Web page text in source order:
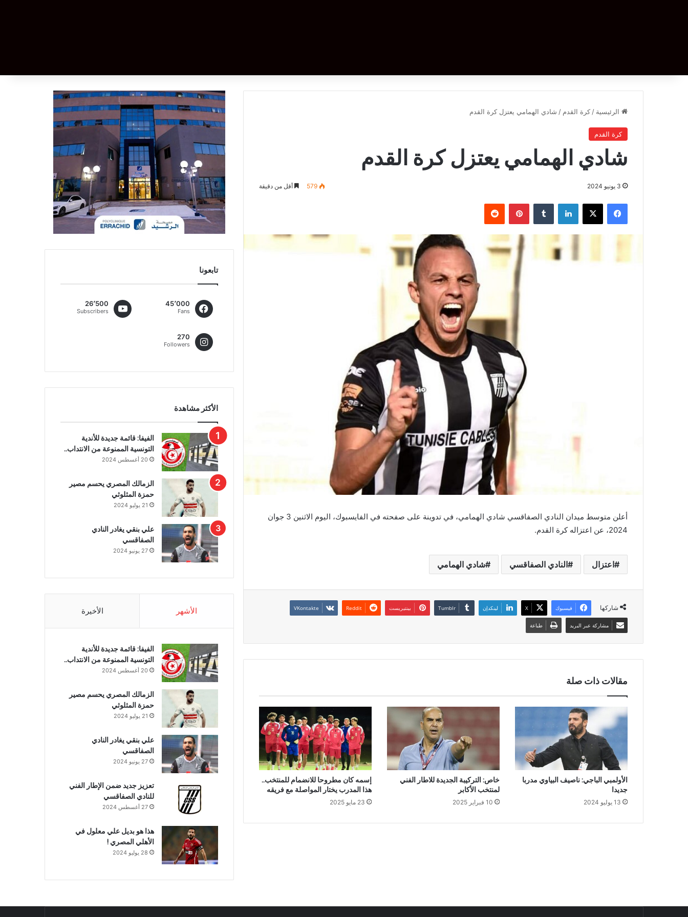
الرئيسية / كرة القدم / شادي الهمامي يعتزل كرة القدم
كرة القدم
شادي الهمامي يعتزل كرة القدم
3 يونيو 2024 579 أقل من دقيقة
فيسبوك ‫X لينكدإن بينتيريست
أعلن متوسط ميدان النادي الصفاقسي شادي الهمامي، في تدوينة على صفحته في الفايسبوك، اليوم الاثنين 3 جوان
2024، عن اعتزاله كرة القدم.
اعتزال النادي الصفاقسي شادي الهمامي
شاركها فيسبوك ‫X لينكدإن بينتيريست
مشاركة عبر البريد طباعة
مقالات ذات صلة
الأولمبي الباجي: ناصيف البياوي مدربا
جديدا
13 يوليو 2024
خاص: التركيبة الجديدة للاطار الفني
لمنتخب الأكابر
10 فبراير 2025
إسمه كان مطروحا للانضمام للمنتخب..
هذا المدرب يختار المواصلة مع فريقه
23 مايو 2025
تابعونا
45٬000
Fans
26٬500
Subscribers
270
Followers
الأكثر مشاهدة
الفيفا: قائمة جديدة للأندية
التونسية الممنوعة من الانتداب..
20 أغسطس 2024
الزمالك المصري يحسم مصير
حمزة المثلوثي
21 يوليو 2024
علي بنقي يغادر النادي
الصفاقسي
27 يونيو 2024
الأشهر الأخيرة
الفيفا: قائمة جديدة للأندية
التونسية الممنوعة من الانتداب..
20 أغسطس 2024
الزمالك المصري يحسم مصير
حمزة المثلوثي
21 يوليو 2024
علي بنقي يغادر النادي
الصفاقسي
27 يونيو 2024
تعزيز جديد ضمن الإطار الفني
للنادي الصفاقسي
27 أغسطس 2024
هذا هو بديل علي معلول في
الأهلي المصري !
28 يوليو 2024